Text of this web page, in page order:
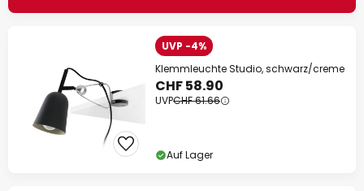
UVP -4%
Klemmleuchte Studio, schwarz/creme
CHF 58.90
UVPCHF 61.66
Auf Lager